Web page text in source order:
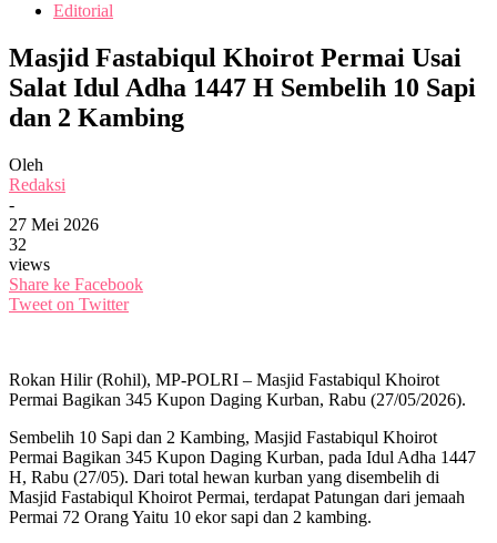
Editorial
Masjid Fastabiqul Khoirot Permai Usai
Salat Idul Adha 1447 H Sembelih 10 Sapi
dan 2 Kambing
Oleh
Redaksi
-
27 Mei 2026
32
views
Share ke Facebook
Tweet on Twitter
Rokan Hilir (Rohil), MP-POLRI – Masjid Fastabiqul Khoirot
Permai Bagikan 345 Kupon Daging Kurban, Rabu (27/05/2026).
Sembelih 10 Sapi dan 2 Kambing, Masjid Fastabiqul Khoirot
Permai Bagikan 345 Kupon Daging Kurban, pada Idul Adha 1447
H, Rabu (27/05). Dari total hewan kurban yang disembelih di
Masjid Fastabiqul Khoirot Permai, terdapat Patungan dari jemaah
Permai 72 Orang Yaitu 10 ekor sapi dan 2 kambing.